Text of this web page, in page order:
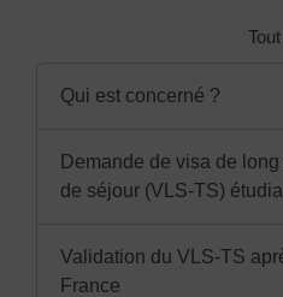
Qui est concerné ?
Demande de visa de
de séjour (VLS-TS)
Validation du VLS-TS
France